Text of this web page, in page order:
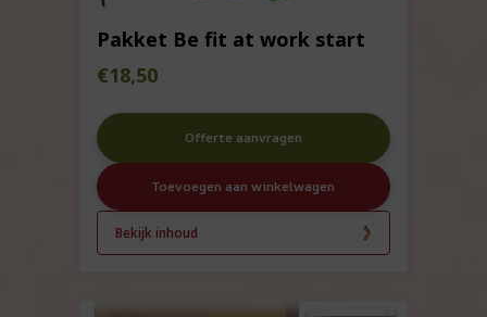
Pakket Be fit at work start
€18,50
Offerte aanvragen
Toevoegen aan winkelwagen
Bekijk inhoud